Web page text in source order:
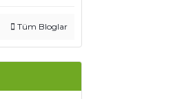
Tüm Bloglar